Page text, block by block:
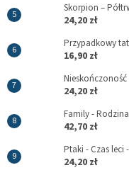
Skorpion –
24,20 zł
Przypadkowy
16,90 zł
Nieskończoność
24,20 zł
Family -
42,70 zł
Ptaki - Czas leci
24,20 zł